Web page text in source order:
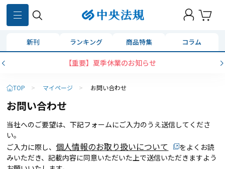
新刊 ランキング 商品特集 コラム
【重要】夏季休業のお知らせ
TOP > マイページ > お問い合わせ
お問い合わせ
当社へのご要望は、下記フォームにご入力のうえ送信してくださ
い。
ご入力に際し、 個人情報のお取り扱いについて
をよくお読
みいただき、記載内容に同意いただいた上で送信いただきますよう